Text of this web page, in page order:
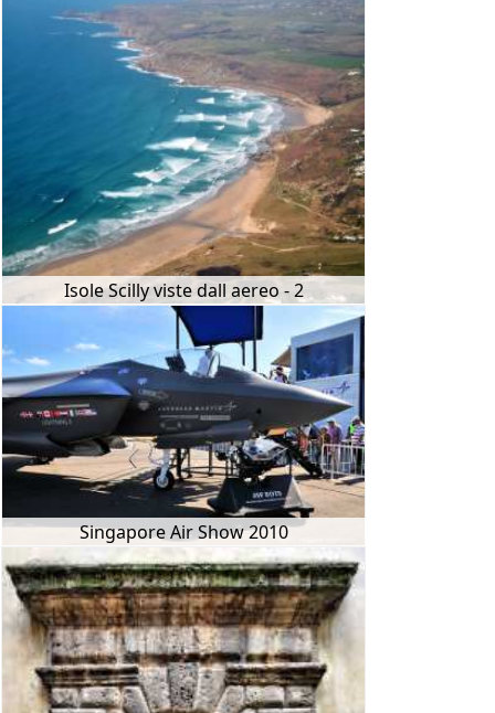
Isole Scilly viste dall aereo - 2
Singapore Air Show 2010